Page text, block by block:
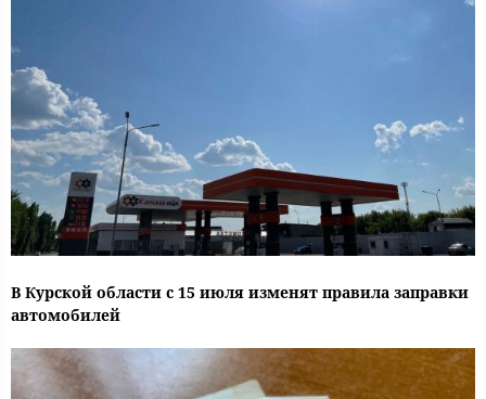
В Курской области с 15 июля изменят правила заправки
автомобилей